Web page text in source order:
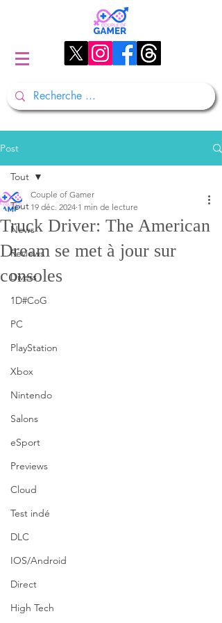
Post
Tout
News
Reviews
Divers
1D#CoG
PC
PlayStation
Xbox
Nintendo
Salons
eSport
Previews
Cloud
Test indé
DLC
IOS/Android
Direct
High Tech
Tout
Truck Driver: The American
Dream se met à jour sur
consoles
Couple of Gamer
19 déc. 2024 1 min de lecture